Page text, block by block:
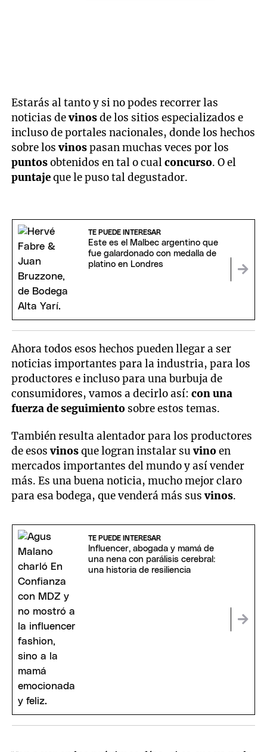
Estarás al tanto y si no podes recorrer las
noticias devinosde los sitios especializados e
incluso de portales nacionales, donde los hechos
sobre losvinospasan muchas veces por los
puntosobtenidos en tal o cualconcurso. O el
puntajeque le puso tal degustador.
TE PUEDE INTERESAR
Este es el Malbec argentino que
fue galardonado con medalla de
platino en Londres
Ahora todos esos hechos pueden llegar a ser
noticias importantes para la industria, para los
productores e incluso para una burbuja de
consumidores, vamos a decirlo así:con una
fuerza de seguimiento sobre estos temas.
También resulta alentador para los productores
de esosvinosque logran instalar suvinoen
mercados importantes del mundo y así vender
más. Es una buena noticia, mucho mejor claro
para esa bodega, que venderá más susvinos.
TE PUEDE INTERESAR
Influencer, abogada y mamá de
una nena con parálisis cerebral:
una historia de resiliencia